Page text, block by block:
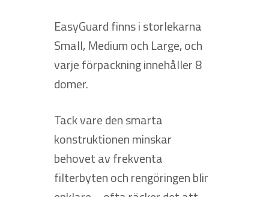
EasyGuard finns i storlekarna
Small, Medium och Large, och
varje förpackning innehåller 8
domer.
Tack vare den smarta
konstruktionen minskar
behovet av frekventa
filterbyten och rengöringen blir